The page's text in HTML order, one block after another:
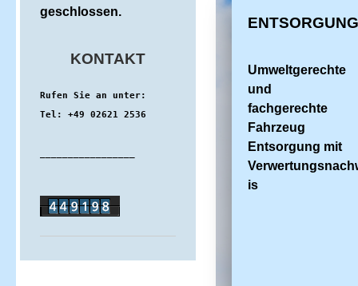
geschlossen.
KONTAKT
Tel: +49 02621 2536
ENTSORGUNG
Umweltgerechte
und
fachgerechte
Fahrzeug
Entsorgung mit
Verwertungsn
is